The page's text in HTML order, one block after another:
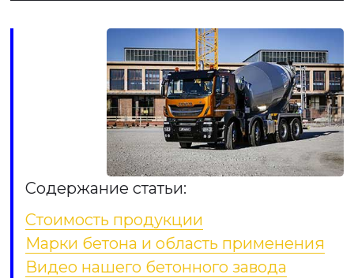
Содержание статьи:
Стоимость продукции
Марки бетона и область применения
Видео нашего бетонного завода